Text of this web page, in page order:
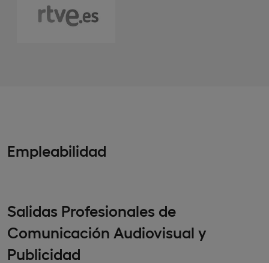
Empleabilidad
Salidas Profesionales de
Comunicación Audiovisual y
Publicidad